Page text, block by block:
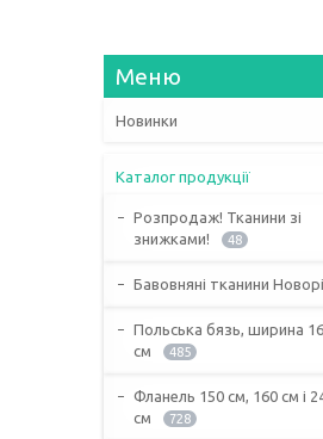
Новинки
Каталог продукції
Розпродаж! Тканини зі
знижками!
48
Бавовняні тканини
Польська бязь, ширина
см
485
Фланель 150 см, 160 см і
см
728